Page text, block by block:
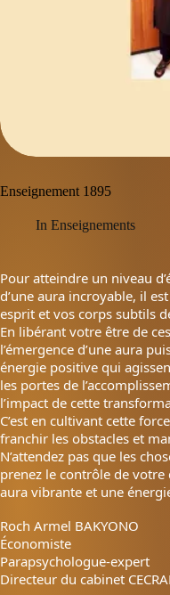
Enseignement 1895
In Enseignements
Pour atteindre un niveau
d’une aura incroyable, il
esprit et vos corps subtils
En libérant votre être de
l’émergence d’une aura
énergie positive qui
les portes de
l’impact de cette
C’est en cultivant cette
franchir les obstacles et
N’attendez pas que les
prenez le contrôle de
aura vibrante et une
Roch Armel BAKYONO
Économiste
Parapsychologue-expert
Directeur du cabinet